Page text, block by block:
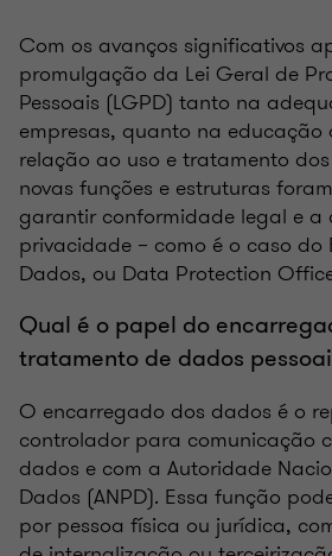
Com os avanços significativos
promulgação da Lei Geral de
Pessoais (LGPD) tanto na
empresas, quanto na educação
relação ao uso e tratamento
novas funções e estruturas
garantir conformidade legal e a
privacidade – como é o caso do
Dados, ou Data Protection
Qual é o papel do
tratamento de dados
O encarregado dos dados é o
controlador para comunicação
dados e com a Autoridade
Dados (ANPD). Essa função
por pessoa física ou jurídica,